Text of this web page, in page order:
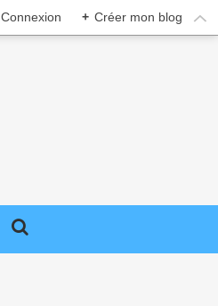
Connexion + Créer mon blog